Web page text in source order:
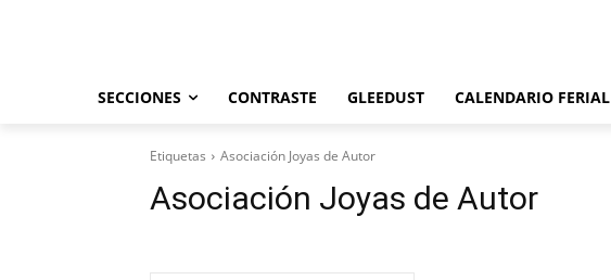
SECCIONES CONTRASTE GLEEDUST CALENDARIO FERIAL
Etiquetas Asociación Joyas de Autor
Asociación Joyas de Autor